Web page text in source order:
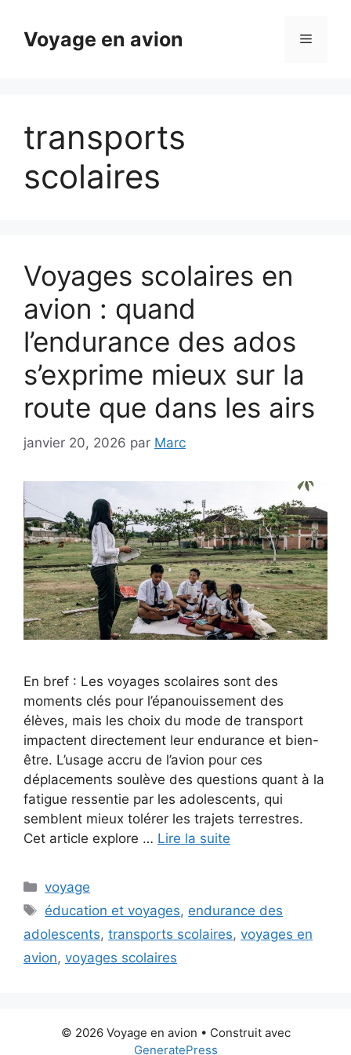
contenuVoyage en avion Menu
transports
scolaires
Voyages scolaires en
avion : quand
l’endurance des ados
s’exprime mieux sur la
route que dans les airs
janvier 20, 2026 par Marc
En bref : Les voyages scolaires sont des
moments clés pour l’épanouissement des
élèves, mais les choix du mode de transport
impactent directement leur endurance et bien-
être. L’usage accru de l’avion pour ces
déplacements soulève des questions quant à la
fatigue ressentie par les adolescents, qui
semblent mieux tolérer les trajets terrestres.
Cet article explore … Lire la suite
Catégories
voyage
Étiquettes
éducation et voyages, endurance des
adolescents, transports scolaires, voyages en
avion, voyages scolaires
© 2026 Voyage en avion • Construit avec
GeneratePress